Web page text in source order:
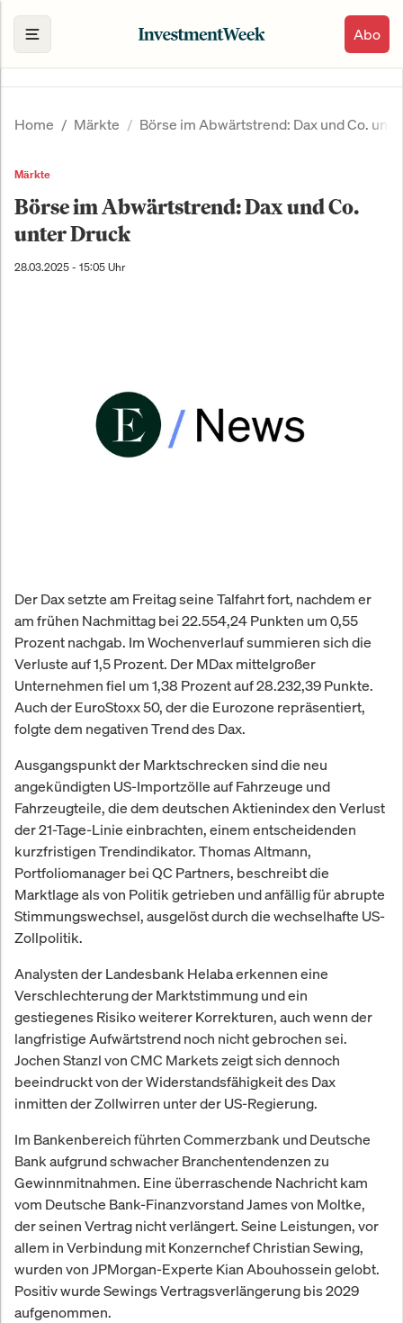
Abo
Home Märkte Börse im Abwärtstrend: Dax und Co.
Märkte
Börse im Abwärtstrend: Dax und Co.
unter Druck
28.03.2025 - 15:05 Uhr
Der Dax setzte am Freitag seine Talfahrt fort, nachdem er
am frühen Nachmittag bei 22.554,24 Punkten um 0,55
Prozent nachgab. Im Wochenverlauf summieren sich die
Verluste auf 1,5 Prozent. Der MDax mittelgroßer
Unternehmen fiel um 1,38 Prozent auf 28.232,39 Punkte.
Auch der EuroStoxx 50, der die Eurozone repräsentiert,
folgte dem negativen Trend des Dax.
Ausgangspunkt der Marktschrecken sind die neu
angekündigten US-Importzölle auf Fahrzeuge und
Fahrzeugteile, die dem deutschen Aktienindex den Verlust
der 21-Tage-Linie einbrachten, einem entscheidenden
kurzfristigen Trendindikator. Thomas Altmann,
Portfoliomanager bei QC Partners, beschreibt die
Marktlage als von Politik getrieben und anfällig für abrupte
Stimmungswechsel, ausgelöst durch die wechselhafte US-
Zollpolitik.
Analysten der Landesbank Helaba erkennen eine
Verschlechterung der Marktstimmung und ein
gestiegenes Risiko weiterer Korrekturen, auch wenn der
langfristige Aufwärtstrend noch nicht gebrochen sei.
Jochen Stanzl von CMC Markets zeigt sich dennoch
beeindruckt von der Widerstandsfähigkeit des Dax
inmitten der Zollwirren unter der US-Regierung.
Im Bankenbereich führten Commerzbank und Deutsche
Bank aufgrund schwacher Branchentendenzen zu
Gewinnmitnahmen. Eine überraschende Nachricht kam
vom Deutsche Bank-Finanzvorstand James von Moltke,
der seinen Vertrag nicht verlängert. Seine Leistungen, vor
allem in Verbindung mit Konzernchef Christian Sewing,
wurden von JPMorgan-Experte Kian Abouhossein gelobt.
Positiv wurde Sewings Vertragsverlängerung bis 2029
aufgenommen.